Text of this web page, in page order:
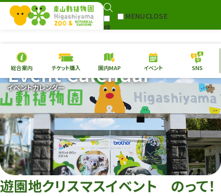
検
MENUCLOSE
本日の開園情報 チケ
園内MAP イベント
総合案内
動物園 植物園
再生プラン
東山動植物園
への支援
環境教育
総合案内 チケット購入 園内MAP イベント SNS
イベントカレンダー
Event Calendar
遊園地クリスマスイベント のって！